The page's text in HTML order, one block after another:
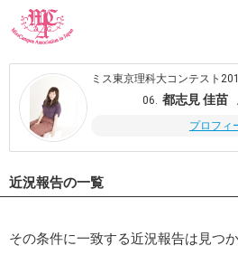
ミス東京理科大コンテスト
06. 都志見 佳苗
プロフィ
近況報告の一覧
その条件に一致する近況報告は見つ